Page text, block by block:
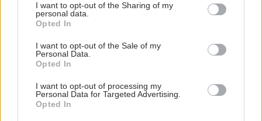
not limited to your visit or usage behaviour. You may click to
grant or deny consent to Google and its third-party tags to
use your data for below specified purposes in below Google
consent section.
I want to opt-out of the Sharing of my
personal data.
Opted In
I want to opt-out of the Sale of my
Personal Data.
Opted In
I want to opt-out of processing my
Personal Data for Targeted Advertising.
Opted In